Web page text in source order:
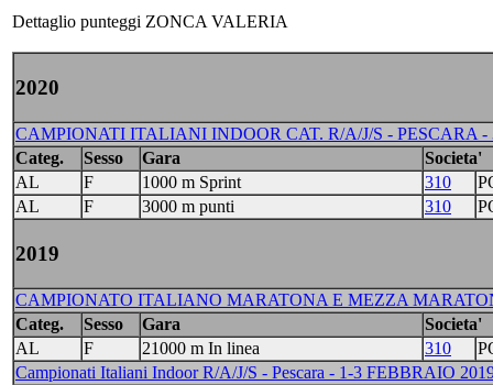
Dettaglio punteggi ZONCA VALERIA
2020
CAMPIONATI ITALIANI INDOOR CAT. R/A/J/S - PESCARA -
Categ.
Sesso Gara
Societa'
AL
F 1000 m Sprint 310
AL
F 3000 m punti 310
2019
CAMPIONATO ITALIANO MARATONA E MEZZA
Categ.
Sesso Gara
Societa'
AL
F 21000 m In linea 310
Campionati Italiani Indoor R/A/J/S - Pescara - 1-3 FEBBRAIO